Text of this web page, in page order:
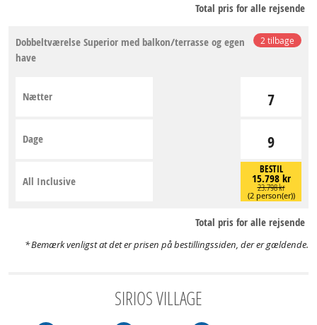
Total pris for alle rejsende
2 tilbage
Dobbeltværelse Superior med balkon/terrasse og egen
have
7
Nætter
9
Dage
BESTIL
15.798 kr
23.798 kr
(2 person(er))
All Inclusive
Total pris for alle rejsende
Bemærk venligst at det er prisen på bestillingssiden, der er gældende.
SIRIOS VILLAGE